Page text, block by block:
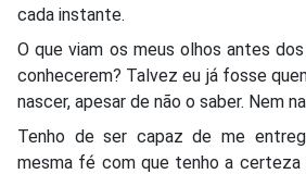
cada instante.
O que viam os meus olhos antes
conhecerem? Talvez eu já fosse
nascer, apesar de não o saber. Nem
Tenho de ser capaz de me
mesma fé com que tenho a certeza